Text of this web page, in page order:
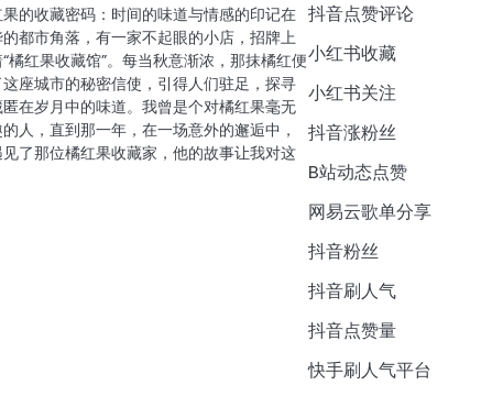
的收藏密码：时间的味道与情感的印记在
都市角落，有一家不起眼的小店，招牌上
橘红果收藏馆”。每当秋意渐浓，那抹橘红便
这座城市的秘密信使，引得人们驻足，探寻
在岁月中的味道。我曾是个对橘红果毫无
人，直到那一年，在一场意外的邂逅中，
了那位橘红果收藏家，他的故事让我对这
抖音点赞评论
小红书收藏
小红书关注
抖音涨粉丝
B站动态点赞
网易云歌单分享
抖音粉丝
抖音刷人气
抖音点赞量
快手刷人气平台